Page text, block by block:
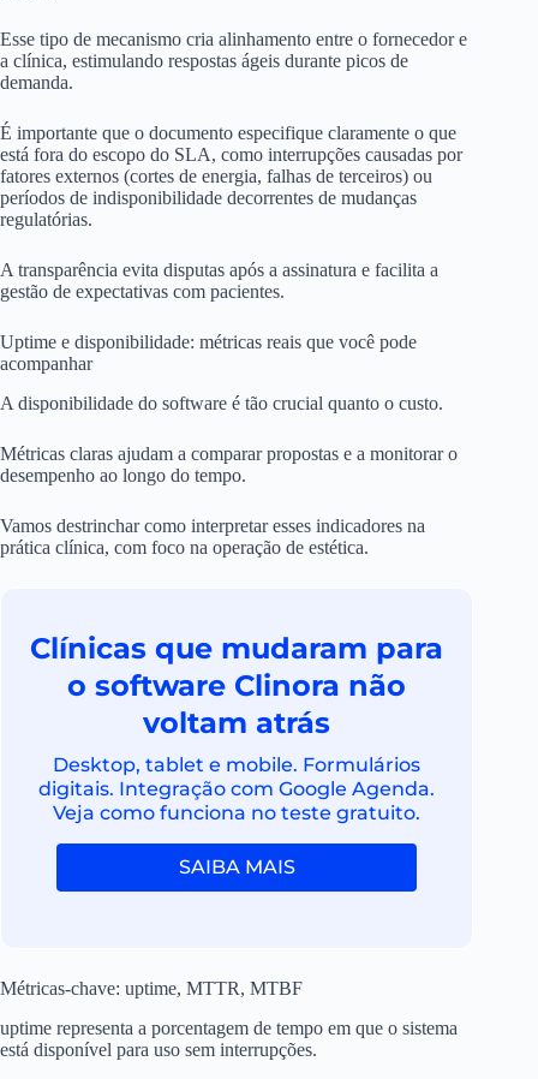
Esse tipo de mecanismo cria alinhamento entre o fornecedor e
a clínica, estimulando respostas ágeis durante picos de
demanda.
É importante que o documento especifique claramente o que
está fora do escopo do SLA, como interrupções causadas por
fatores externos (cortes de energia, falhas de terceiros) ou
períodos de indisponibilidade decorrentes de mudanças
regulatórias.
A transparência evita disputas após a assinatura e facilita a
gestão de expectativas com pacientes.
Uptime e disponibilidade: métricas reais que você pode
acompanhar
A disponibilidade do software é tão crucial quanto o custo.
Métricas claras ajudam a comparar propostas e a monitorar o
desempenho ao longo do tempo.
Vamos destrinchar como interpretar esses indicadores na
prática clínica, com foco na operação de estética.
Clínicas que mudaram para
o software Clinora não
voltam atrás
Desktop, tablet e mobile. Formulários
digitais. Integração com Google Agenda.
Veja como funciona no teste gratuito.
SAIBA MAIS
Métricas-chave: uptime, MTTR, MTBF
uptime representa a porcentagem de tempo em que o sistema
está disponível para uso sem interrupções.